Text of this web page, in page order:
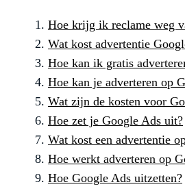
Hoe krijg ik reclame weg
Wat kost advertentie
Hoe kan ik gratis
Hoe kan je adverteren op
Wat zijn de kosten voor
Hoe zet je Google Ads uit?
Wat kost een advertentie
Hoe werkt adverteren op
Hoe Google Ads uitzetten?